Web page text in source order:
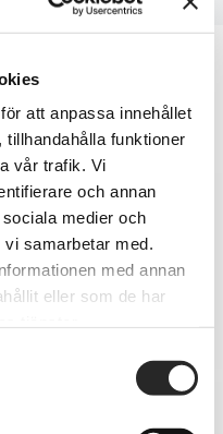
att anpassa innehållet
funktioner
vår trafik. Vi
och annan
medier och
samarbetar med.
med annan
eller som de har